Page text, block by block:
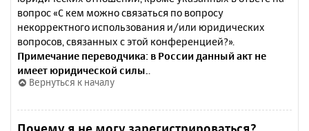
вопрос «С кем можно связаться по вопросу
некорректного использования и/или юридических
вопросов, связанных с этой конференцией?».
Примечание переводчика: в России данный акт не
имеет юридической силы.
Вернуться к началу